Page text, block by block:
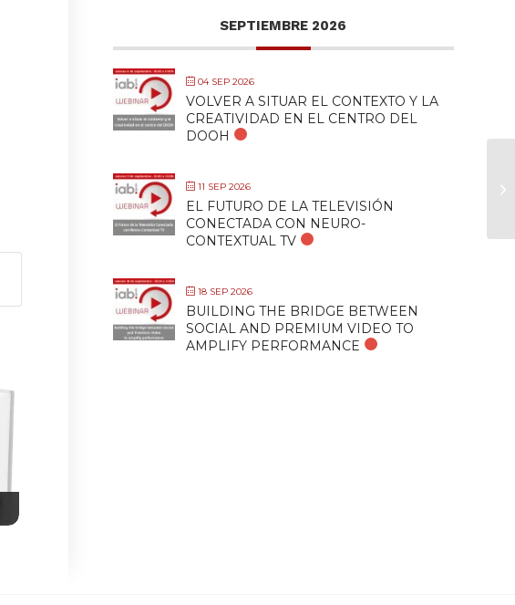
SEPTIEMBRE 2026
04 SEP 2026
VOLVER A SITUAR EL CONTEXTO Y LA
CREATIVIDAD EN EL CENTRO DEL
DOOH
11 SEP 2026
EL FUTURO DE LA TELEVISIÓN
CONECTADA CON NEURO-
CONTEXTUAL TV
18 SEP 2026
BUILDING THE BRIDGE BETWEEN
SOCIAL AND PREMIUM VIDEO TO
AMPLIFY PERFORMANCE